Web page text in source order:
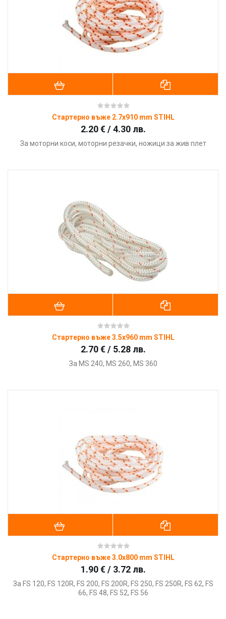
Стартерно въже 2.7x910 mm STIHL
2.20 € / 4.30 лв.
За моторни коси, моторни резачки, ножици за жив плет
Стартерно въже 3.5x960 mm STIHL
2.70 € / 5.28 лв.
За MS 240, MS 260, MS 360
Стартерно въже 3.0x800 mm STIHL
1.90 € / 3.72 лв.
За FS 120, FS 120R, FS 200, FS 200R, FS 250, FS 250R, FS 62, FS
66, FS 48, FS 52, FS 56